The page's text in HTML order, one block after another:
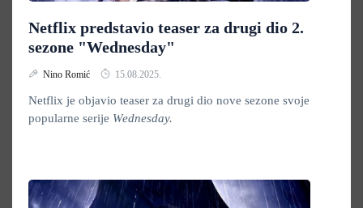
Netflix predstavio teaser za drugi dio 2.
sezone "Wednesday"
Nino Romić 15.08.2025.
Netflix je objavio teaser za drugi dio nove sezone svoje
popularne serije Wednesday.